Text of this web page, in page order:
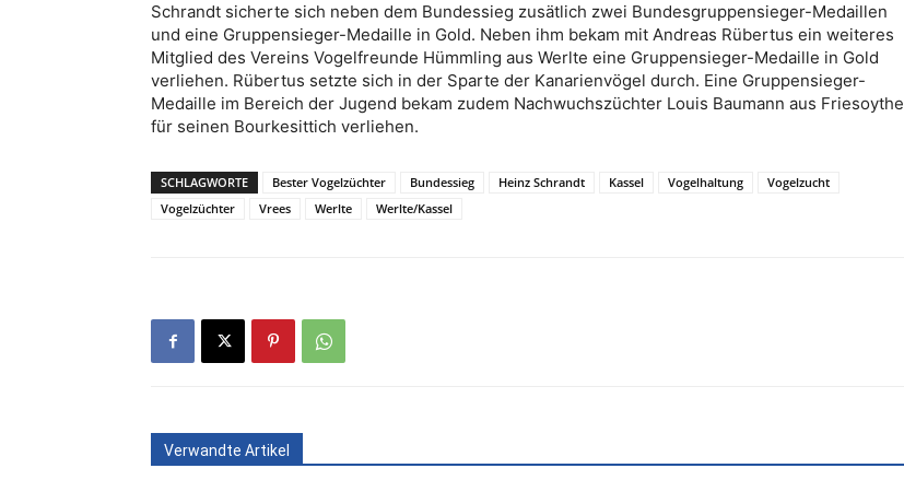
Schrandt sicherte sich neben dem Bundessieg zusätlich zwei Bundesgruppensieger-Medaillen
und eine Gruppensieger-Medaille in Gold. Neben ihm bekam mit Andreas Rübertus ein weiteres
Mitglied des Vereins Vogelfreunde Hümmling aus Werlte eine Gruppensieger-Medaille in Gold
verliehen. Rübertus setzte sich in der Sparte der Kanarienvögel durch. Eine Gruppensieger-
Medaille im Bereich der Jugend bekam zudem Nachwuchszüchter Louis Baumann aus Friesoythe
für seinen Bourkesittich verliehen.
SCHLAGWORTE Bester Vogelzüchter Bundessieg Heinz Schrandt Kassel Vogelhaltung
Vogelzucht
Vogelzüchter
Vrees Werlte Werlte/Kassel
Verwandte Artikel